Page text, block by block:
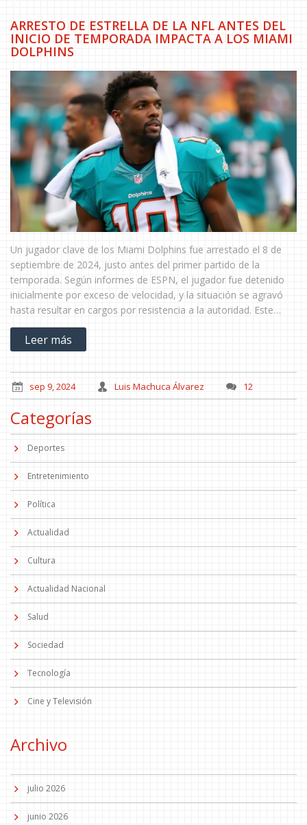
ARRESTO DE ESTRELLA DE LA NFL ANTES DEL
INICIO DE TEMPORADA IMPACTA A LOS MIAMI
DOLPHINS
Un jugador clave de los Miami Dolphins fue arrestado el 8 de
septiembre de 2024, justo antes del primer partido de la
temporada. Según informes de ESPN, el jugador fue detenido
inicialmente por exceso de velocidad, y la situación se agravó
hasta resultar en cargos por resistencia a la autoridad. Este
incidente podría afectar la preparación y disponibilidad del
equipo para el partido inaugural.
Leer más
sep 9, 2024 Luis Machuca Álvarez 12
Categorías
Deportes
Entretenimiento
Política
Actualidad
Cultura
Actualidad Nacional
Salud
Sociedad
Tecnología
Cine y Televisión
Archivo
julio 2026
junio 2026